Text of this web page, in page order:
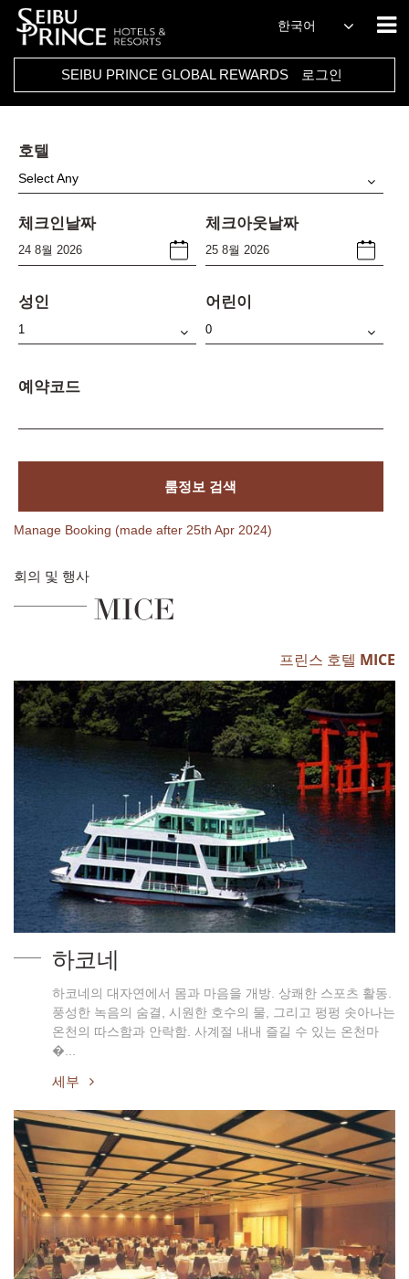
한국어
SEIBU PRINCE GLOBAL REWARDS 로그인
호텔
Select Any
체크인날짜 체크아웃날짜
성인 어린이
예약코드
룸정보 검색
Manage Booking (made after 25th Apr 2024)
회의 및 행사
MICE
프린스 호텔 MICE
하코네
하코네의 대자연에서 몸과 마음을 개방. 상쾌한 스포츠 활동.
풍성한 녹음의 숨결, 시원한 호수의 물, 그리고 펑펑 솟아나는
온천의 따스함과 안락함. 사계절 내내 즐길 수 있는 온천마
�...
세부